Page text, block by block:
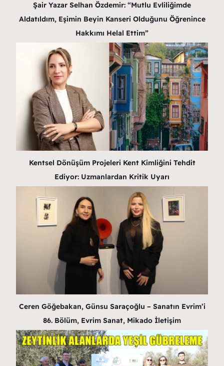
Şair Yazar Selhan Özdemir: “Mutlu Evliliğimde
Aldatıldım, Eşimin Beyin Kanseri Olduğunu Öğrenince
Hakkımı Helal Ettim”
Kentsel Dönüşüm Projeleri Kent Kimliğini Tehdit
Ediyor: Uzmanlardan Kritik Uyarı
Ceren Göğebakan, Günsu Saraçoğlu – Sanatın Evrim’i
86. Bölüm, Evrim Sanat, Mikado İletişim